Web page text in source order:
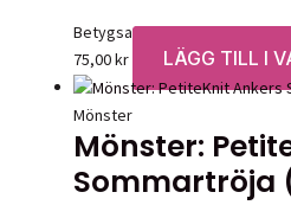
Betygsatt0av 5
75,00kr LÄGG TILL I
Mönster
Mönster:
Sommartröja